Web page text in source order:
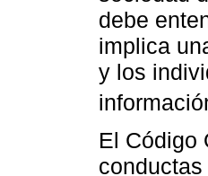
debe
implica
y los
El Código